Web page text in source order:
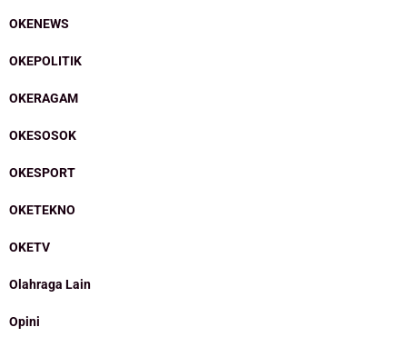
OKENEWS
OKEPOLITIK
OKERAGAM
OKESOSOK
OKESPORT
OKETEKNO
OKETV
Olahraga Lain
Opini